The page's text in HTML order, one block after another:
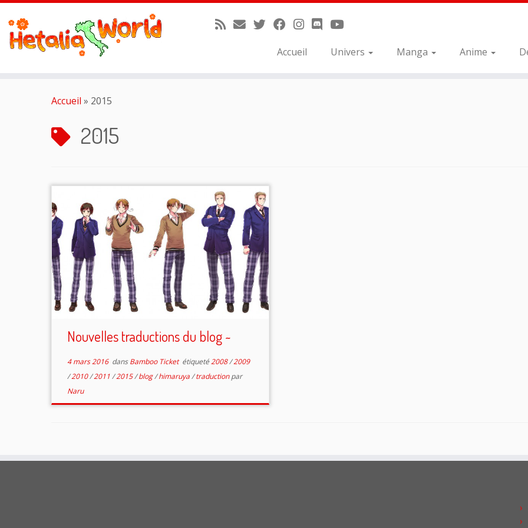
Accueil Univers Manga Anime
Accueil » 2015
2015
Nouvelles traductions du blog ~
4 mars 2016dansBamboo Ticket étiqueté2008/2009
/2010/2011/2015/blog/himaruya/traductionpar
Naru